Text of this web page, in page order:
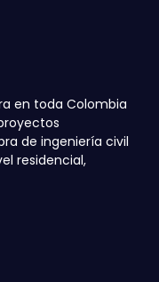
en toda Colombia
de ingeniería civil
residencial,